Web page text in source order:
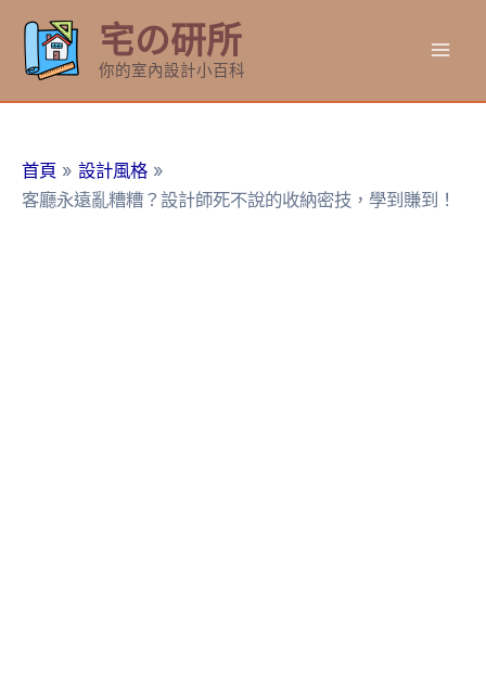
要
宅の研所
你的室內設計小百科
首頁
設計風格
客廳永遠亂糟糟？設計師死不說的收納密技，學到賺到！